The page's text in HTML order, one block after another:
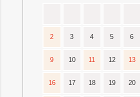
2 3 4 5 6
9 10 11 12 13
16 17 18 19 20